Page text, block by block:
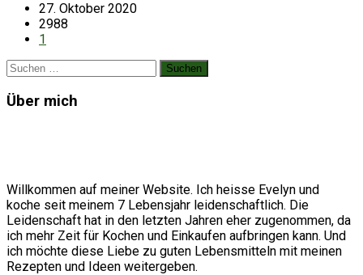
27. Oktober 2020
2988
1
Suchen
Über mich
Willkommen auf meiner Website. Ich heisse Evelyn und
koche seit meinem 7 Lebensjahr leidenschaftlich. Die
Leidenschaft hat in den letzten Jahren eher zugenommen, da
ich mehr Zeit für Kochen und Einkaufen aufbringen kann. Und
ich möchte diese Liebe zu guten Lebensmitteln mit meinen
Rezepten und Ideen weitergeben.